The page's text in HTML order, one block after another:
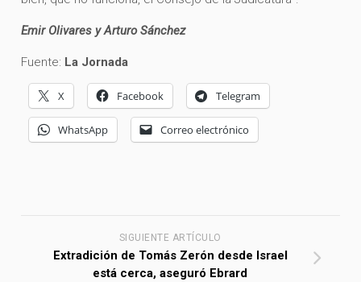
Emir Olivares y Arturo Sánchez
Fuente: La Jornada
X Facebook Telegram
WhatsApp Correo electrónico
SIGUIENTE ARTÍCULO
Extradición de Tomás Zerón desde Israel
está cerca, aseguró Ebrard